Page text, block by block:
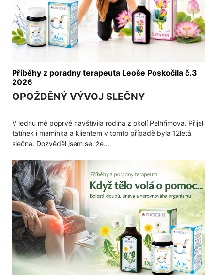
Příběhy z poradny terapeuta Leoše Poskočila č.3
2026
OPOŽDĚNÝ VÝVOJ SLEČNY
V lednu mě poprvé navštívila rodina z okolí Pelhřimova. Přijel
tatínek i maminka a klientem v tomto případě byla 12letá
slečna. Dozvěděl jsem se, že...